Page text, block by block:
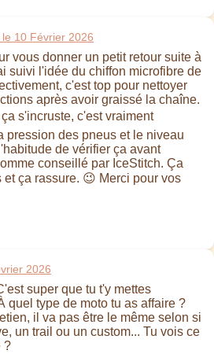
le 10 Février 2026
vous donner un petit retour suite à
suivi l'idée du chiffon microfibre de
c'est top pour nettoyer
après avoir graissé la chaîne.
s'incruste, c'est vraiment
pression des pneus et le niveau
de vérifier ça avant
conseillé par IceStitch. Ça
et ça rassure. 😉 Merci pour vos
2026
super que tu t'y mettes
quel type de moto tu as affaire ?
il va pas être le même selon si
un trail ou un custom... Tu vois ce
?